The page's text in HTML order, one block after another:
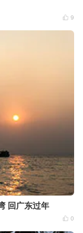
 9
回广东过年
 0